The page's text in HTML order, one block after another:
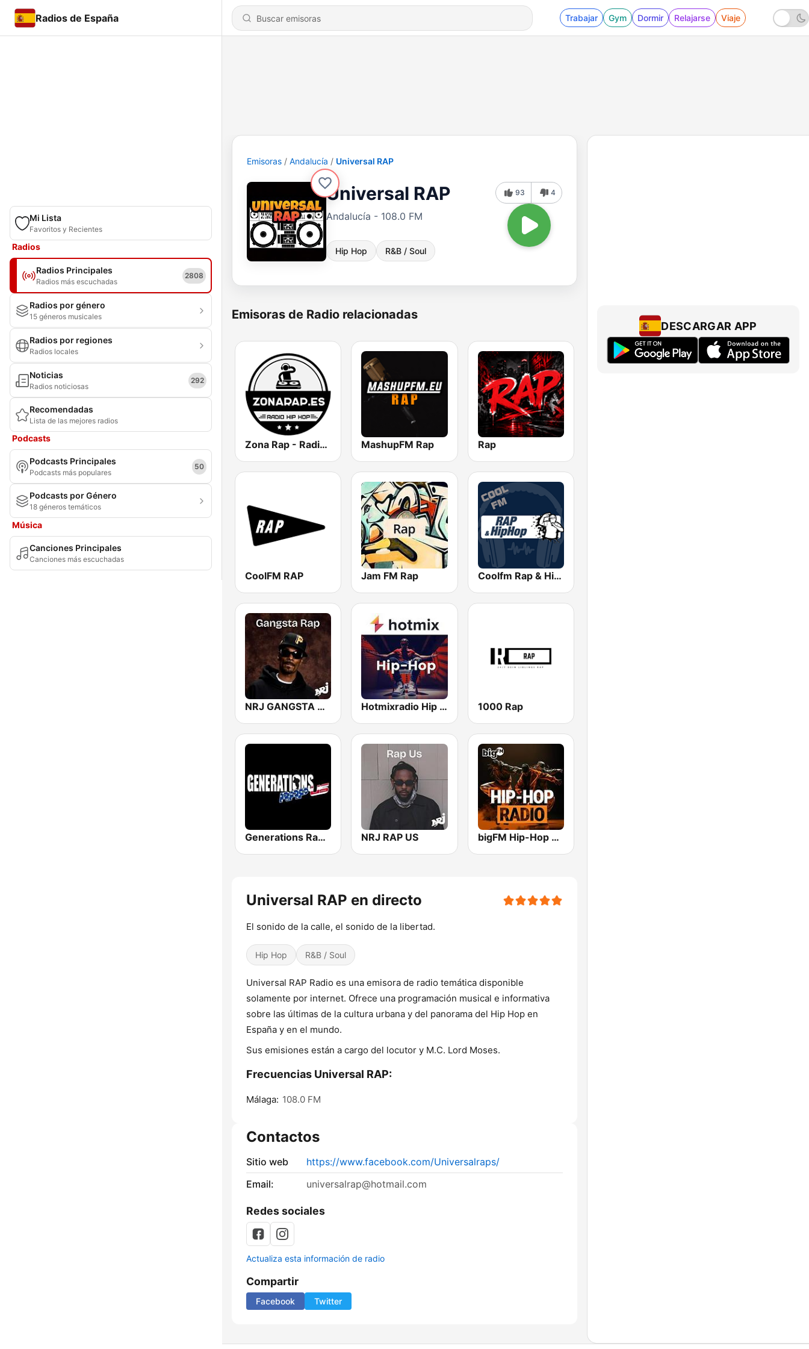
Radios de España Trabajar Gym Dormir Relajarse Viaje
Mi Lista
Favoritos y Recientes
Radios
Radios Principales
Radios más escuchadas
2808
Radios por género
15 géneros musicales
Radios por regiones
Radios locales
Noticias
Radios noticiosas
292
Recomendadas
Lista de las mejores radios
Podcasts
Podcasts Principales
Podcasts más populares
50
Podcasts por Género
18 géneros temáticos
Música
Canciones Principales
Canciones más escuchadas
Emisoras Andalucía Universal RAP
Universal RAP
Andalucía - 108.0 FM
Hip Hop R&B / Soul
93 4
Emisoras de Radio relacionadas
Zona Rap - Radio Hip Hop MashupFM Rap Rap
CoolFM RAP Jam FM Rap Coolfm Rap & Hip Hop
NRJ GANGSTA RAP Hotmixradio Hip Hop 1000 Rap
Generations Rap US NRJ RAP US bigFM Hip-Hop Radio
Universal RAP en directo
El sonido de la calle, el sonido de la libertad.
Hip Hop R&B / Soul
Universal RAP Radio es una emisora de radio temática disponible
solamente por internet. Ofrece una programación musical e informativa
sobre las últimas de la cultura urbana y del panorama del Hip Hop en
España y en el mundo.
Sus emisiones están a cargo del locutor y M.C. Lord Moses.
Frecuencias Universal RAP:
Málaga: 108.0 FM
Contactos
Sitio web
https://www.facebook.com/Universalraps/
Email:
universalrap@hotmail.com
Redes sociales
Actualiza esta información de radio
Compartir
Facebook Twitter
DESCARGAR APP